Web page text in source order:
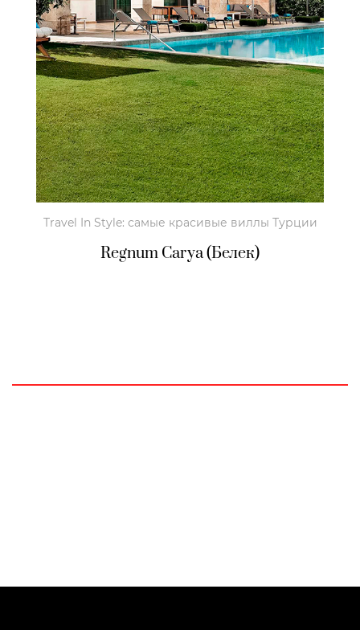
Travel In Style: самые красивые виллы Турции
Regnum Carya (Белек)